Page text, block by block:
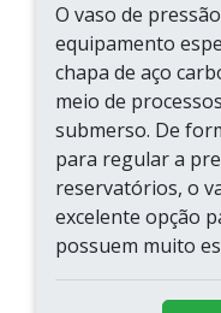
O vaso de
equipamento
chapa de aço
meio de
submerso. De
para regular a
reservatórios, o
excelente opção
possuem muito